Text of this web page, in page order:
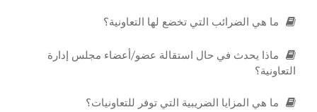
ما هي الضرائب التي تخضع لها التعاونية؟
ماذا يحدث في حال استقالة عضو/أعضاء مجلس إدارة
التعاونية؟
ما هي المزايا الضريبية التي توفر للتعاونيات؟